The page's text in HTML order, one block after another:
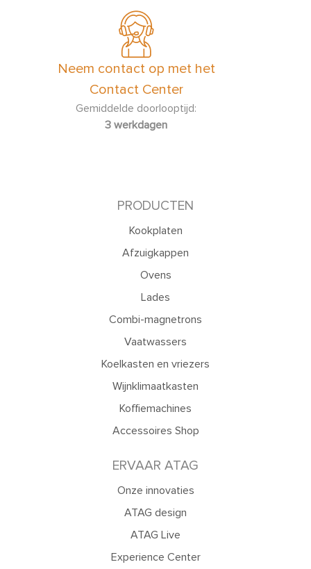
Neem contact op met het
Contact Center
Gemiddelde doorlooptijd:
3 werkdagen
PRODUCTEN
Kookplaten
Afzuigkappen
Ovens
Lades
Combi-magnetrons
Vaatwassers
Koelkasten en vriezers
Wijnklimaatkasten
Koffiemachines
Accessoires Shop
ERVAAR ATAG
Onze innovaties
ATAG design
ATAG Live
Experience Center